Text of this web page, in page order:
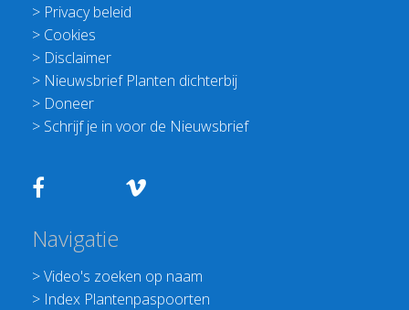
> Privacy beleid
> Cookies
> Disclaimer
> Nieuwsbrief Planten dichterbij
> Doneer
> Schrijf je in voor de Nieuwsbrief
Navigatie
>Video's zoeken op naam
> Index Plantenpaspoorten